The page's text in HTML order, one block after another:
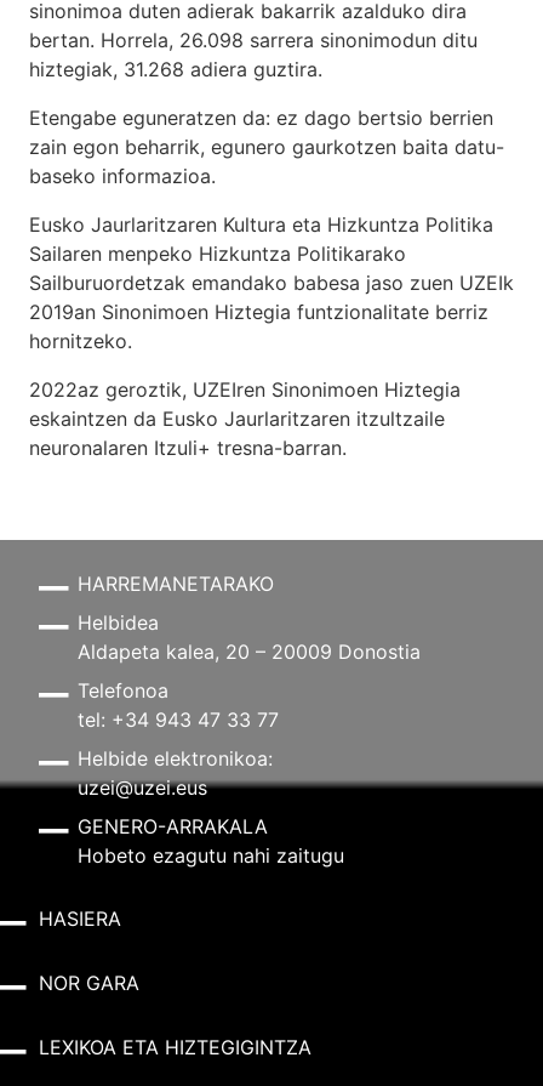
sinonimoa duten adierak bakarrik azalduko dira
bertan. Horrela, 26.098 sarrera sinonimodun ditu
hiztegiak, 31.268 adiera guztira.
Etengabe eguneratzen da: ez dago bertsio berrien
zain egon beharrik, egunero gaurkotzen baita datu-
baseko informazioa.
Eusko Jaurlaritzaren Kultura eta Hizkuntza Politika
Sailaren menpeko Hizkuntza Politikarako
Sailburuordetzak emandako babesa jaso zuen UZEIk
2019an Sinonimoen Hiztegia funtzionalitate berriz
hornitzeko.
2022az geroztik, UZEIren Sinonimoen Hiztegia
eskaintzen da Eusko Jaurlaritzaren itzultzaile
neuronalaren Itzuli+ tresna-barran.
HARREMANETARAKO
Helbidea
Aldapeta kalea, 20 – 20009 Donostia
Telefonoa
tel: +34 943 47 33 77
Helbide elektronikoa:
uzei@uzei.eus
GENERO-ARRAKALA
Hobeto ezagutu nahi zaitugu
HASIERA
NOR GARA
LEXIKOA ETA HIZTEGIGINTZA